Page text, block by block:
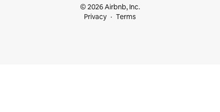
© 2026 Airbnb, Inc.
Privacy
Terms